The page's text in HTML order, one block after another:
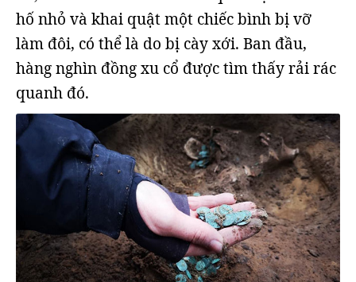
hố nhỏ và khai quật một chiếc bình bị vỡ
làm đôi, có thể là do bị cày xới. Ban đầu,
hàng nghìn đồng xu cổ được tìm thấy rải rác
quanh đó.